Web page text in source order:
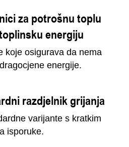
za potrošnu toplu
energiju
koje osigurava da nema
energije.
razdjelnik grijanja
varijante s kratkim
isporuke.